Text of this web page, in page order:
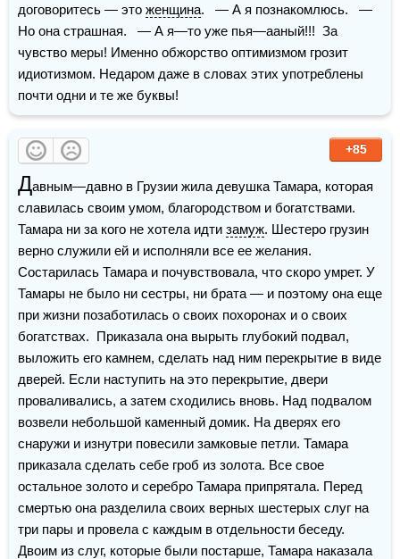
договоритесь — это женщина.   — А я познакомлюсь.   —
Но она страшная.   — А я—то уже пья—ааный!!!  За
чувство меры! Именно обжорство оптимизмом грозит
идиотизмом. Недаром даже в словах этих употреблены
почти одни и те же буквы!
+85
Давным—давно в Грузии жила девушка Тамара, которая
славилась своим умом, благородством и богатствами.
Тамара ни за кого не хотела идти замуж. Шестеро грузин
верно служили ей и исполняли все ее желания.
Состарилась Тамара и почувствовала, что скоро умрет. У
Тамары не было ни сестры, ни брата — и поэтому она еще
при жизни позаботилась о своих похоронах и о своих
богатствах.  Приказала она вырыть глубокий подвал,
выложить его камнем, сделать над ним перекрытие в виде
дверей. Если наступить на это перекрытие, двери
проваливались, а затем сходились вновь. Над подвалом
возвели небольшой каменный домик. На дверях его
снаружи и изнутри повесили замковые петли. Тамара
приказала сделать себе гроб из золота. Все свое
остальное золото и серебро Тамара припрятала. Перед
смертью она разделила своих верных шестерых слуг на
три пары и провела с каждым в отдельности беседу.
Двоим из слуг, которые были постарше, Тамара наказала